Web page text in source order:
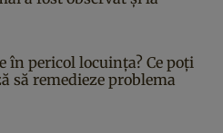
în pericol locuința? Ce poți
să remedieze problema